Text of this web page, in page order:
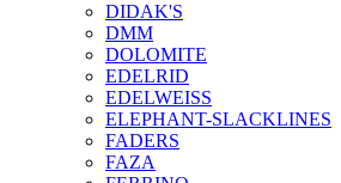
DIDAK'S
DMM
DOLOMITE
EDELRID
EDELWEISS
ELEPHANT-SLACKLINES
FADERS
FAZA